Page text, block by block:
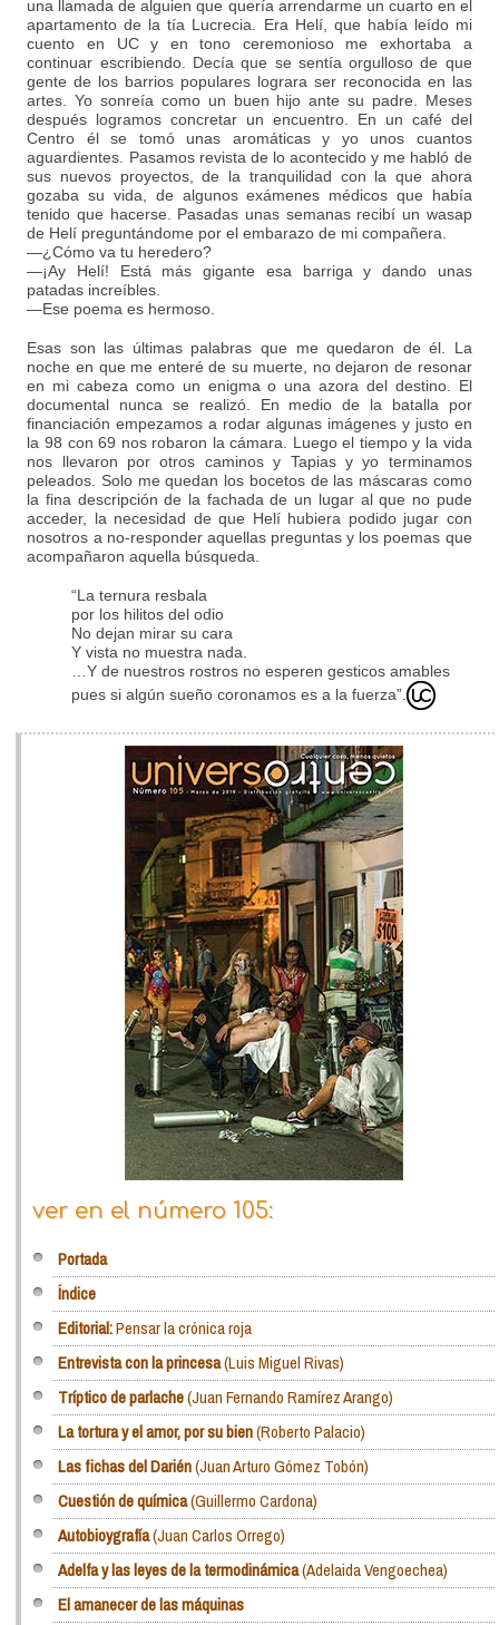
una llamada de alguien que quería arrendarme un cuarto en el
apartamento de la tía Lucrecia. Era Helí, que había leído mi
cuento en UC y en tono ceremonioso me exhortaba a
continuar escribiendo. Decía que se sentía orgulloso de que
gente de los barrios populares lograra ser reconocida en las
artes. Yo sonreía como un buen hijo ante su padre. Meses
después logramos concretar un encuentro. En un café del
Centro él se tomó unas aromáticas y yo unos cuantos
aguardientes. Pasamos revista de lo acontecido y me habló de
sus nuevos proyectos, de la tranquilidad con la que ahora
gozaba su vida, de algunos exámenes médicos que había
tenido que hacerse. Pasadas unas semanas recibí un wasap
de Helí preguntándome por el embarazo de mi compañera.
—¿Cómo va tu heredero?
—¡Ay Helí! Está más gigante esa barriga y dando unas
patadas increíbles.
—Ese poema es hermoso.
Esas son las últimas palabras que me quedaron de él. La
noche en que me enteré de su muerte, no dejaron de resonar
en mi cabeza como un enigma o una azora del destino. El
documental nunca se realizó. En medio de la batalla por
financiación empezamos a rodar algunas imágenes y justo en
la 98 con 69 nos robaron la cámara. Luego el tiempo y la vida
nos llevaron por otros caminos y Tapias y yo terminamos
peleados. Solo me quedan los bocetos de las máscaras como
la fina descripción de la fachada de un lugar al que no pude
acceder, la necesidad de que Helí hubiera podido jugar con
nosotros a no-responder aquellas preguntas y los poemas que
acompañaron aquella búsqueda.
“La ternura resbala
por los hilitos del odio
No dejan mirar su cara
Y vista no muestra nada.
…Y de nuestros rostros no esperen gesticos amables
pues si algún sueño coronamos es a la fuerza”.
ver en el número 105:
Portada
Índice
Editorial:Pensar la crónica roja
Entrevista con la princesa(Luis Miguel Rivas)
Tríptico de parlache(Juan Fernando Ramírez Arango)
La tortura y el amor, por su bien(Roberto Palacio)
Las fichas del Darién(Juan Arturo Gómez Tobón)
Cuestión de química(Guillermo Cardona)
Autobioygrafía(Juan Carlos Orrego)
Adelfa y las leyes de la termodinámica(Adelaida Vengoechea)
El amanecer de las máquinas